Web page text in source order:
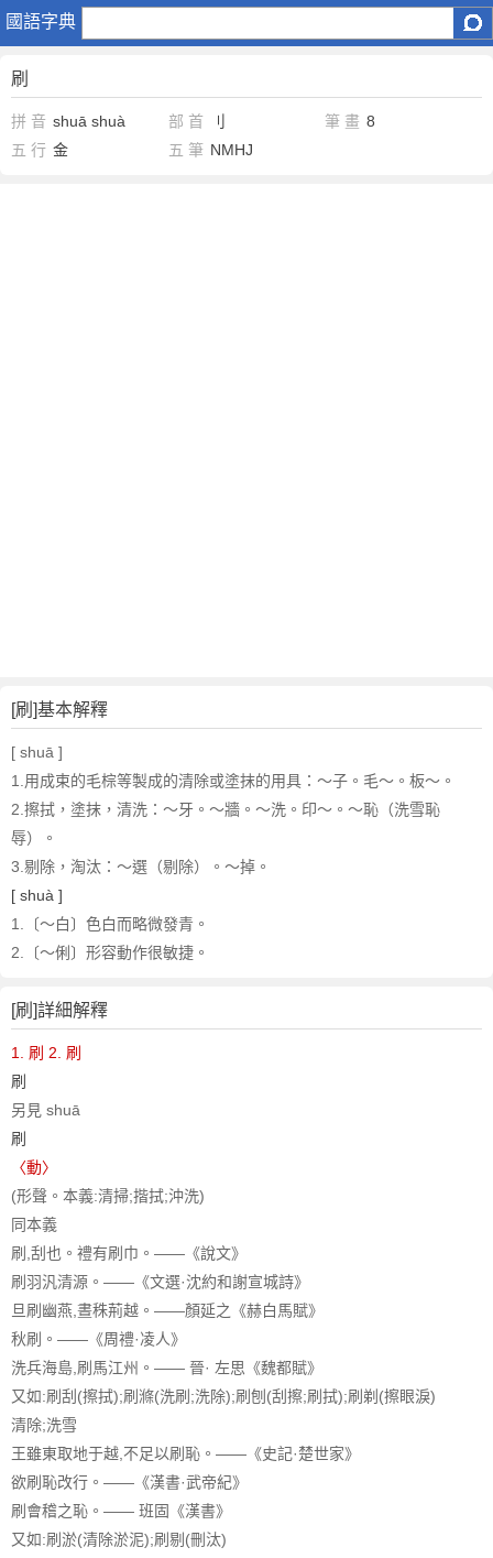
國語字典
刷
刷
拼 音 shuā shuà 部 首 刂 筆 畫 8
五 行 金 五 筆 NMHJ
[刷]基本解釋
[ shuā ]
1.用成束的毛棕等製成的清除或塗抹的用具 ：～子。毛～。板～。
2.擦拭，塗抹，清洗 ：～牙。～牆。～洗。印～。～恥（洗雪恥
辱）。
3.剔除，淘汰 ：～選（剔除）。～掉。
[ shuà ]
1.〔～白〕色白而略微發青。
2.〔～俐〕形容動作很敏捷。
[刷]詳細解釋
1. 刷 2. 刷
刷
另見 shuā
刷
〈動〉
(形聲。本義:清掃;揩拭;沖洗)
同本義
刷,刮也。禮有刷巾。——《說文》
刷羽汎清源。——《文選·沈約和謝宣城詩》
旦刷幽燕,晝秼荊越。——顏延之《赫白馬賦》
秋刷。——《周禮·凌人》
洗兵海島,刷馬江州。—— 晉· 左思《魏都賦》
又如:刷刮(擦拭);刷滌(洗刷;洗除);刷刨(刮擦;刷拭);刷剃(擦眼淚)
清除;洗雪
王雖東取地于越,不足以刷恥。——《史記·楚世家》
欲刷恥改行。——《漢書·武帝紀》
刷會稽之恥。—— 班固《漢書》
又如:刷淤(清除淤泥);刷剔(刪汰)